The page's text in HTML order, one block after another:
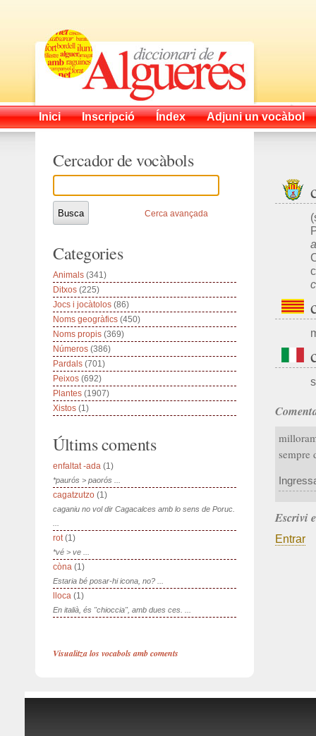
Inici Inscripció Índex Adjuni un vocàbol
sempre
Escrivi
Entrar
Cercador de vocàbols
Cerca avançada
Categories
Animals (341)
Ditxos (225)
Jocs i jocàtolos (86)
Noms geogràfics (450)
Noms propis (369)
Números (386)
Pardals (701)
Peixos (692)
Plantes (1907)
Xistos (1)
Últims coments
enfaltat -ada (1)
*paurós > paorós ...
cagatzutzo (1)
caganiu no vol dir Cagacalces amb lo sens de Poruc.
rot(1)
*vé > ve ...
còna (1)
Estaria bé posar-hi icona, no? ...
lloca (1)
En italià, és "chioccia", amb dues ces. ...
Visualitza los vocabols amb coments